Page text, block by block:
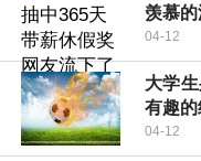
羡慕
04-12
大学
有趣
04-12